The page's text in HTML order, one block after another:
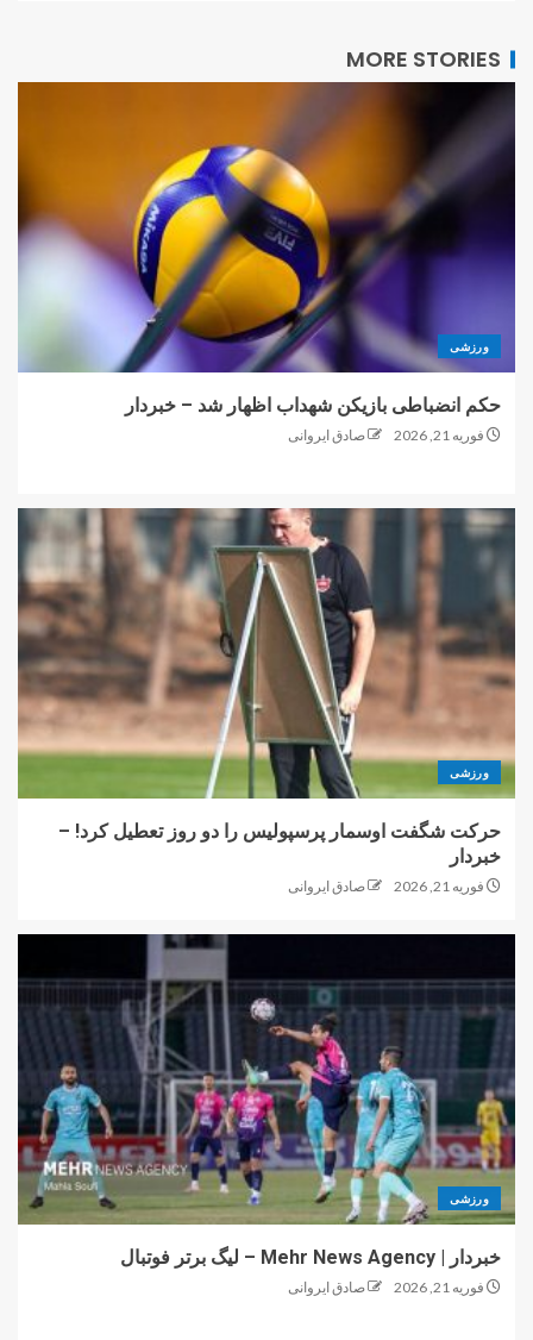
MORE STORIES
ورزشی
حکم انضباطی بازیکن شهداب اظهار شد – خبردار
فوریه 21, 2026 صادق ایروانی
ورزشی
حرکت شگفت اوسمار پرسپولیس را دو روز تعطیل کرد! –
خبردار
فوریه 21, 2026 صادق ایروانی
ورزشی
خبردار | Mehr News Agency – لیگ برتر فوتبال
فوریه 21, 2026 صادق ایروانی